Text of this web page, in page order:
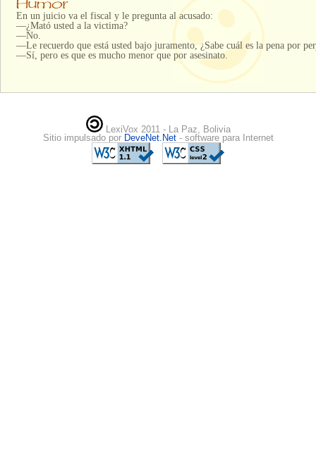
En un juicio va el fiscal y le pregunta al acusado:
—¿Mató usted a la victima?
—No.
—Le recuerdo que está usted bajo juramento, ¿Sabe cuál es la pena por
—Sí, pero es que es mucho menor que por asesinato.
LexiVox 2011 - La Paz, Bolivia
Sitio impulsado por DeveNet.Net - software para Internet